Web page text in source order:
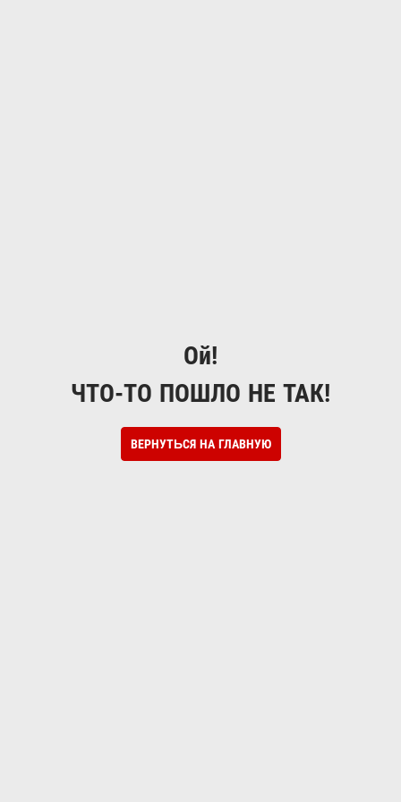
Ой!
ЧТО-ТО ПОШЛО НЕ ТАК!
ВЕРНУТЬСЯ НА ГЛАВНУЮ